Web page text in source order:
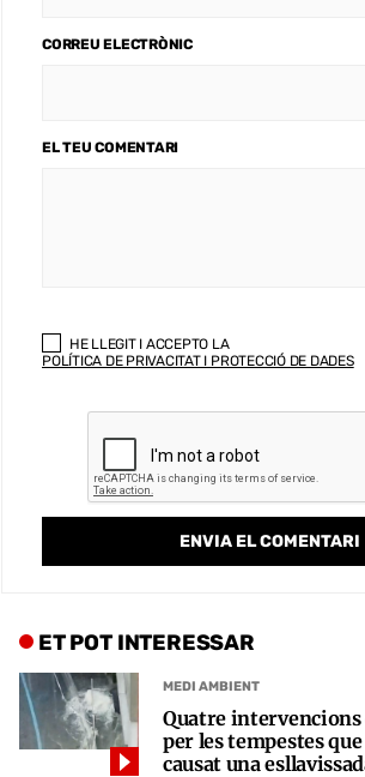
CORREU ELECTRÒNIC
EL TEU COMENTARI
HE LLEGIT I ACCEPTO LA
POLÍTICA DE PRIVACITAT I PROTECCIÓ DE DADES
ET POT INTERESSAR
MEDI AMBIENT
Quatre intervencions
per les tempestes
causat una